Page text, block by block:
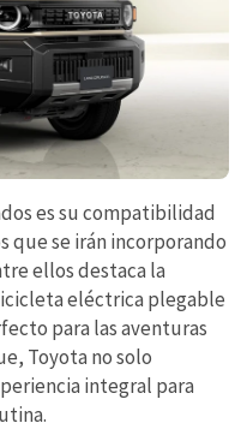
es su compatibilidad
que se irán incorporando
ellos destaca la
eléctrica plegable
para las aventuras
Toyota no solo
integral para